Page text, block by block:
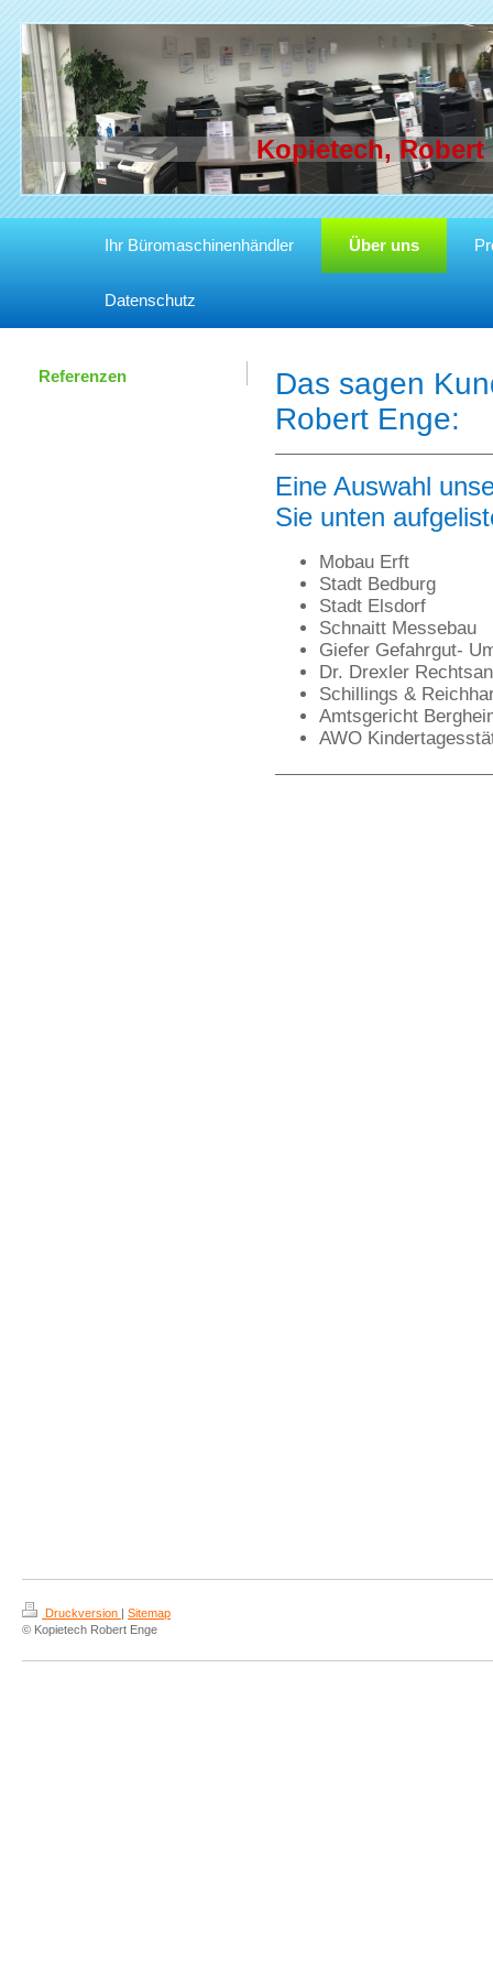
Kopietech,
Ihr Büromaschinenhändler Über uns
Datenschutz
Referenzen
Das sagen
Robert Enge:
Eine Auswahl
Sie unten
Mobau Erft
Stadt Bedburg
Stadt Elsdorf
Schnaitt Messebau
Giefer Gefahrgut-
Dr. Drexler
Schillings &
Amtsgericht
AWO
Druckversion | Sitemap
© Kopietech Robert Enge